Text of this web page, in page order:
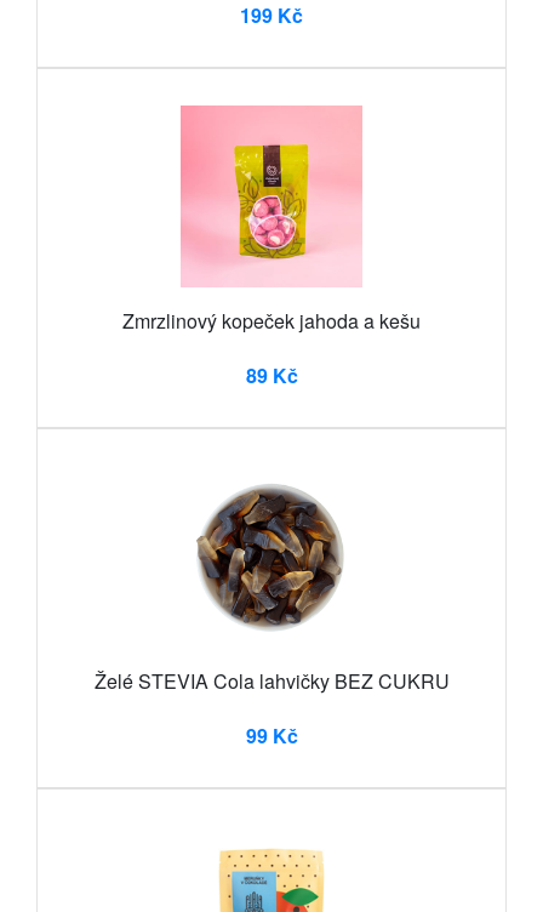
199 Kč
Zmrzlinový kopeček jahoda a kešu
89 Kč
Želé STEVIA Cola lahvičky BEZ CUKRU
99 Kč